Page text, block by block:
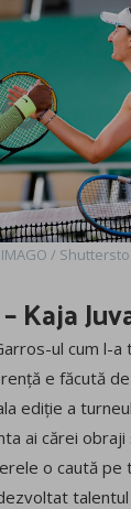
/
Kaja
ul cum l-a
e făcută
ediție a
ai cărei
o caută pe
talentul